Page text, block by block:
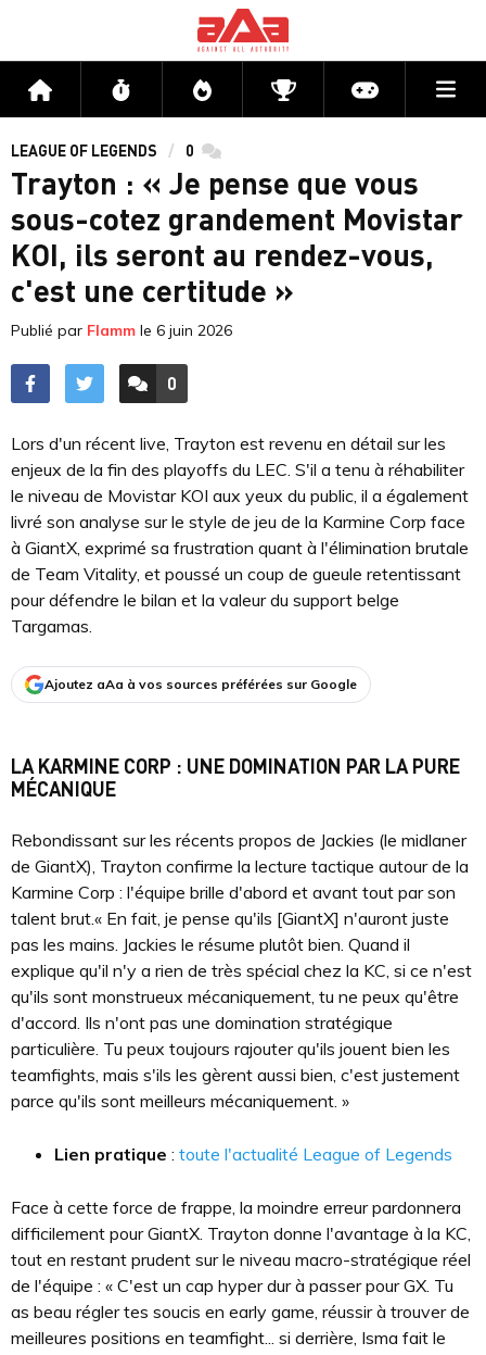
Accueil Flux Directs CompétitionsActu jeux
LEAGUE OF LEGENDS 0 commentaires
Trayton : « Je pense que vous
sous-cotez grandement Movistar
KOI, ils seront au rendez-vous,
c'est une certitude »
Publié par Flamm le 6 juin 2026
ACCÉDER AUX
0
COMMENTAIRES
Lors d'un récent live, Trayton est revenu en détail sur les
enjeux de la fin des playoffs du LEC. S'il a tenu à réhabiliter
le niveau de Movistar KOI aux yeux du public, il a également
livré son analyse sur le style de jeu de la Karmine Corp face
à GiantX, exprimé sa frustration quant à l'élimination brutale
de Team Vitality, et poussé un coup de gueule retentissant
pour défendre le bilan et la valeur du support belge
Targamas.
Ajoutez aAa à vos sources préférées sur Google
LA KARMINE CORP : UNE DOMINATION PAR LA PURE
MÉCANIQUE
Rebondissant sur les récents propos de Jackies (le midlaner
de GiantX), Trayton confirme la lecture tactique autour de la
Karmine Corp : l'équipe brille d'abord et avant tout par son
talent brut.« En fait, je pense qu'ils [GiantX] n'auront juste
pas les mains. Jackies le résume plutôt bien. Quand il
explique qu'il n'y a rien de très spécial chez la KC, si ce n'est
qu'ils sont monstrueux mécaniquement, tu ne peux qu'être
d'accord. Ils n'ont pas une domination stratégique
particulière. Tu peux toujours rajouter qu'ils jouent bien les
teamfights, mais s'ils les gèrent aussi bien, c'est justement
parce qu'ils sont meilleurs mécaniquement. »
Lien pratique : toute l'actualité League of Legends
Face à cette force de frappe, la moindre erreur pardonnera
difficilement pour GiantX. Trayton donne l'avantage à la KC,
tout en restant prudent sur le niveau macro-stratégique réel
de l'équipe : « C'est un cap hyper dur à passer pour GX. Tu
as beau régler tes soucis en early game, réussir à trouver de
meilleures positions en teamfight... si derrière, Isma fait le